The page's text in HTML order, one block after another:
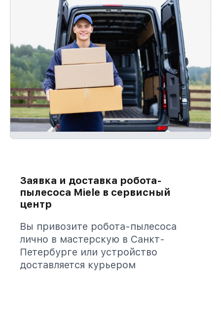
Заявка и доставка робота-
пылесоса Miele в сервисный
центр
Вы привозите робота-пылесоса
лично в мастерскую в Санкт-
Петербурге или устройство
доставляется курьером